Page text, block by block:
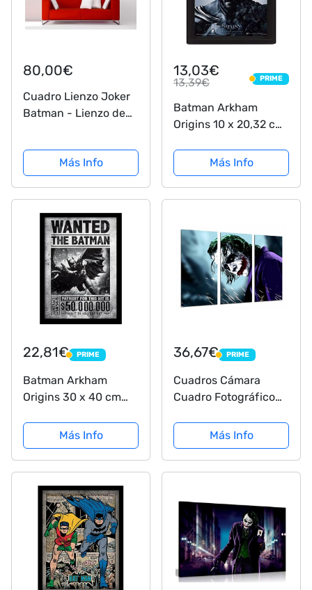
80,00€
Cuadro Lienzo Joker
Batman - Lienzo de
Madera de 3 cm -
Fabricado en España
- Impresión en Alta
resolución – Varias
Medidas (120, 67)
Más Info
13,03€
13,39€ PRIME
PRIME
Batman Arkham
Origins 10 x 20,32 cm
con Tapa 3D Póster,
Multi-Color
Más Info
22,81€ PRIME
PRIME
Batman Arkham
Origins 30 x 40 cm
enmarcadaMás Info
36,67€ PRIME
PRIME
Cuadros Cámara
Cuadro Fotográfico
Superheroe,
Multicolor, 97 x 62 cm
XXL
Más Info